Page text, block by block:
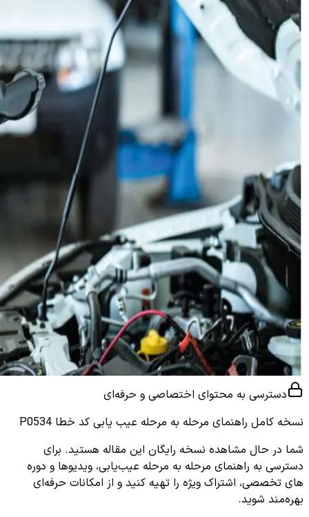
دسترسی به محتوای اختصاصی و حرفه‌ای
نسخه کامل راهنمای مرحله به مرحله عیب یابی کد خطا P0534
شما در حال مشاهده نسخه رایگان این مقاله هستید. برای
دسترسی به راهنمای مرحله به مرحله عیب‌یابی، ویدیوها و دوره
های تخصصی، اشتراک ویژه را تهیه کنید و از امکانات حرفه‌ای
بهره‌مند شوید.